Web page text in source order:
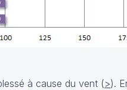
à cause du vent (>).